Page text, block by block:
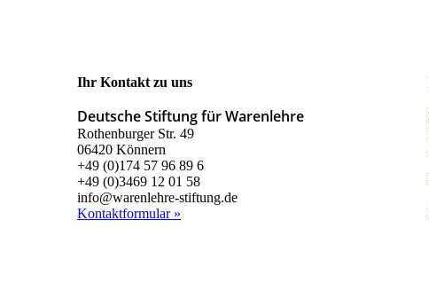
Ihr Kontakt zu uns
Deutsche Stiftung für Warenlehre
Rothenburger Str. 49
06420 Könnern
+49 (0)174 57 96 89 6
+49 (0)3469 12 01 58
info@warenlehre-stiftung.de
Kontaktformular »